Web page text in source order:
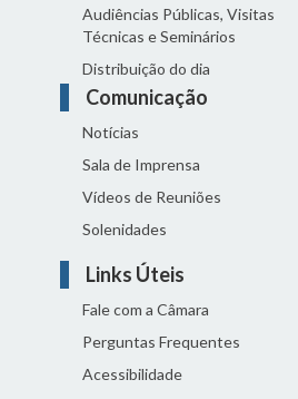
Audiências Públicas, Visitas
Técnicas e Seminários
Distribuição do dia
Comunicação
Notícias
Sala de Imprensa
Vídeos de Reuniões
Solenidades
Links Úteis
Fale com a Câmara
Perguntas Frequentes
Acessibilidade